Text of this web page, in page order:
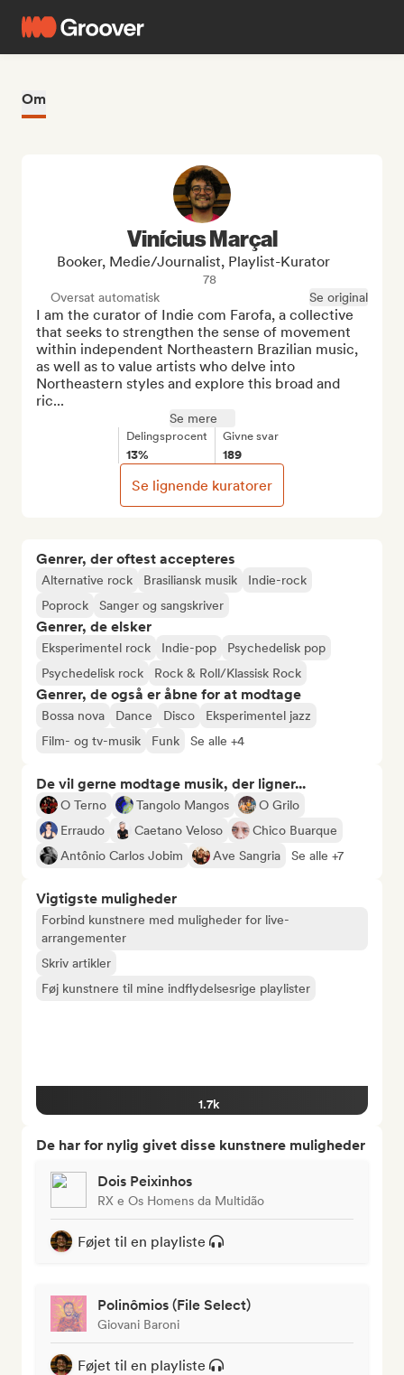
Om
Genrer, der oftest accepteres
Alternative rock Brasiliansk musik
Indie-rock
Poprock
Sanger og sangskriver
Genrer, de elsker
Eksperimentel rock Indie-pop
Psychedelisk pop
Psychedelisk rock
Rock & Roll/Klassisk Rock
Genrer, de også er åbne for at modtage
Bossa nova Dance Disco
Eksperimentel jazz
Film- og tv-musik
Funk Se alle +4
De vil gerne modtage musik, der ligner...
O Terno Tangolo Mangos
O Grilo
Erraudo
Caetano Veloso
Chico Buarque
Antônio Carlos Jobim
Ave Sangria Se alle +7
Vigtigste muligheder
Forbind kunstnere med muligheder for live-
arrangementer
Skriv artikler
Føj kunstnere til mine indflydelsesrige playlister
1.7k
De har for nylig givet disse kunstnere muligheder
Dois Peixinhos
RX e Os Homens da Multidão
Føjet til en playliste
Polinômios (File Select)
Giovani Baroni
Føjet til en playliste
Vinícius Marçal
Booker, Medie/journalist, Playlist-Kurator
78
Oversat automatisk
Se original
I am the curator of Indie com Farofa, a collective
that seeks to strengthen the sense of movement
within independent Northeastern Brazilian music,
as well as to value artists who delve into
Northeastern styles and explore this broad and
ric...
Se mere
Delingsprocent
13%
Givne svar
189
Se lignende kuratorer